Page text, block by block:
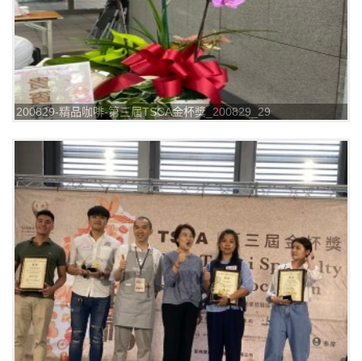
200829-精品咖啡-第三屆TSCA金杯獎_200829_29